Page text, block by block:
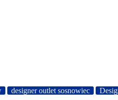
designer outlet sosnowiec